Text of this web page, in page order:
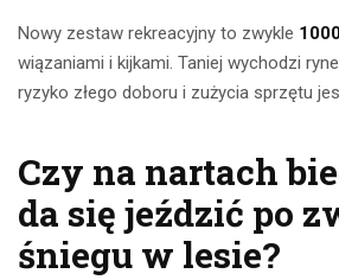
Nowy zestaw rekreacyjny to zwykle
wiązaniami i kijkami. Taniej wychodzi
ryzyko złego doboru i zużycia sprzętu
Czy na nartach
da się jeździć po
śniegu w lesie?